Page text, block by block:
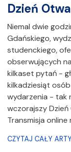
Dzień
Niemal dwie
Gdańskiego,
studenckiego,
obserwujących
kilkaset pytań -
kilkadziesiąt
wydarzenia - tak
wczorajszy
Transmisja online
CZYTAJ CAŁY